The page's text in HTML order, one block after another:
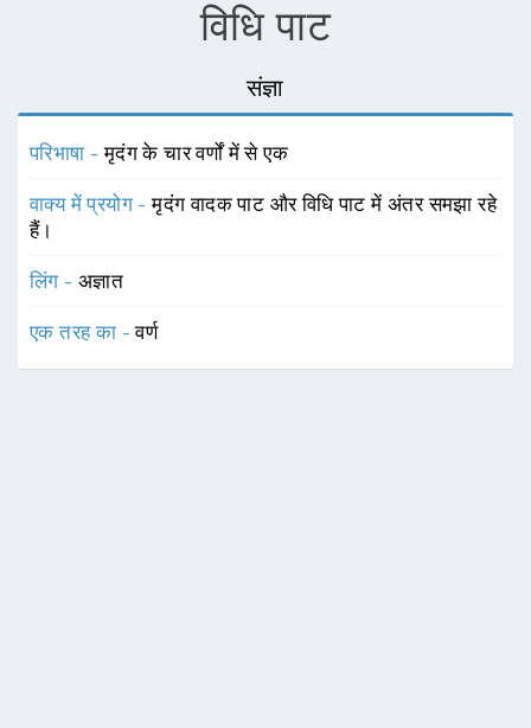
विधि पाट
संज्ञा
परिभाषा -मृदंग के चार वर्णों में से एक
वाक्य में प्रयोग -मृदंग वादक पाट और विधि पाट में अंतर समझा रहे
हैं।
लिंग - अज्ञात
एक तरह का -वर्ण